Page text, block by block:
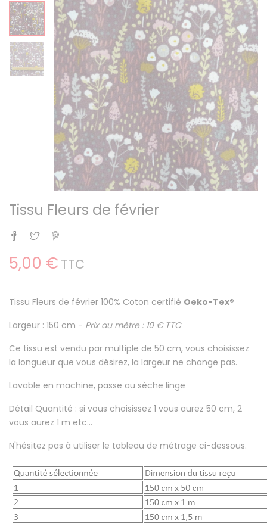
Tissu Fleurs de février
Partager
Tweet
5,00 € TTC
Tissu Fleurs de février 100% Coton certifié Oeko-Tex®
Largeur : 150 cm - Prix au mètre : 10 € TTC
Ce tissu est vendu par multiple de 50 cm, vous choisissez
la longueur que vous désirez, la largeur ne change pas.
Lavable en machine, passe au sèche linge
Détail Quantité : si vous choisissez 1 vous aurez 50 cm, 2
vous aurez 1 m etc...
N'hésitez pas à utiliser le tableau de métrage ci-dessous.